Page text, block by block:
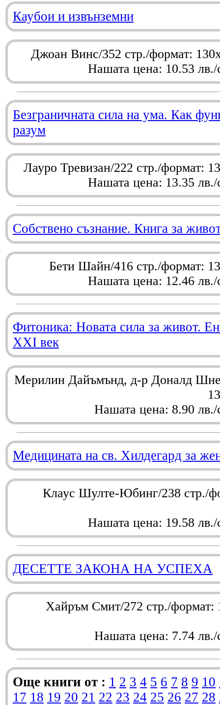
Каубои и извънземни
Джоан Винс/352 стр./формат:
Нашата цена: 10.53 лв./
Безграничната сила на ума. Как
разум
Лауро Тревизан/222 стр./формат:
Нашата цена: 13.35 лв./
Собствено съзнание. Книга за
Бети Шайн/416 стр./формат:
Нашата цена: 12.46 лв./
Фитоника: Новата сила за живот.
XXI век
Мерилин Дайъмънд, д-р Доналд
Нашата цена: 8.90 лв./
Медицината на св. Хилдегард за
Клаус Шулте-Юбинг/238 стр./
Нашата цена: 19.58 лв./
ДЕСЕТТЕ ЗАКОНА НА УСПЕХА
Хайръм Смит/272 стр./
Нашата цена: 7.74 лв./
Още книги от : 1 2 3 4 5 6 7 8 9 10
17 18 19 20 21 22 23 24 25 26 27 28